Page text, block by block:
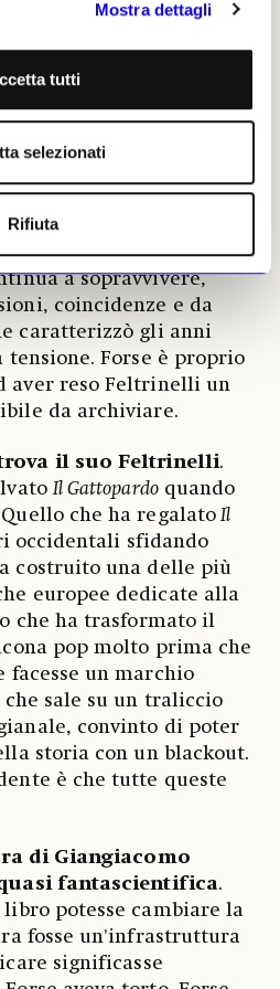
Mostra dettagli
tutti
selezionati
Rifiuta
combattendo». Anche il
candelotti di dinamite
un’imprecazione,
la versione che la
e che ancora oggi
ricostruzione ufficiale.
a sopravvivere,
coincidenze e da
caratterizzò gli anni
Forse è proprio
aver reso Feltrinelli un
da archiviare.
il suo Feltrinelli.
Il Gattopardoquando
che ha regalatoIl
occidentali sfidando
costruito una delle più
europee dedicate alla
che ha trasformato il
pop molto prima che
facesse un marchio
che sale su un traliccio
convinto di poter
storia con un blackout.
è che tutte queste
di Giangiacomo
fantascientifica.
potesse cambiare la
fosse un'infrastruttura
significasse